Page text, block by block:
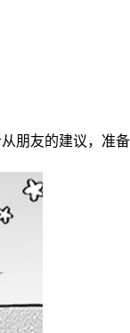
朋友的建议，准